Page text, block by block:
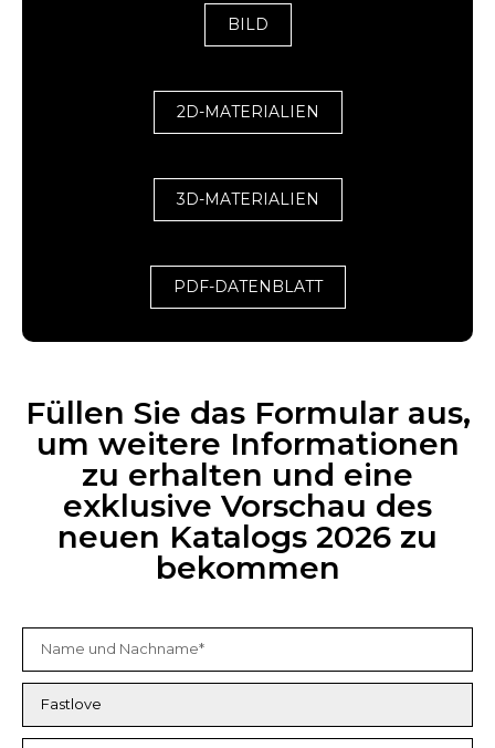
BILD
2D-MATERIALIEN
3D-MATERIALIEN
PDF-DATENBLATT
Füllen Sie das Formular aus,
um weitere Informationen
zu erhalten und eine
exklusive Vorschau des
neuen Katalogs 2026 zu
bekommen